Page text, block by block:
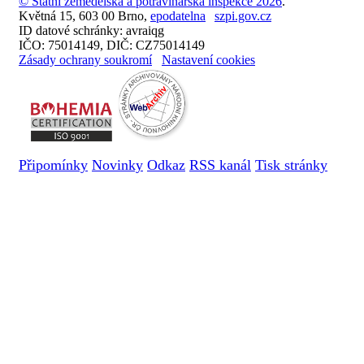
Květná 15, 603 00 Brno, epodatelna
szpi.gov.cz
ID datové schránky: avraiqg
IČO: 75014149, DIČ: CZ75014149
Zásady ochrany soukromí
Nastavení cookies
Připomínky Novinky Odkaz RSS kanál Tisk stránky